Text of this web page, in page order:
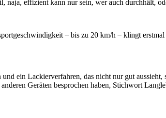
naja, effizient kann nur sein, wer auch durchhält,
– bis zu 20 km/h – klingt
ein Lackierverfahren, das nicht nur gut aussieht,
Geräten besprochen haben, Stichwort